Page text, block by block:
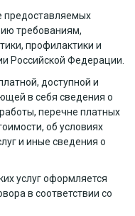
предоставляемых
требованиям,
профилактики и
Российской Федерации.
доступной и
в себя сведения о
перечне платных
об условиях
и иные сведения о
услуг оформляется
в соответствии со